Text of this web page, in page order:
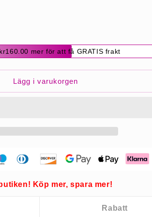
mer för att få GRATIS frakt
Lägg i varukorgen
Köp mer, spara mer!
Rabatt